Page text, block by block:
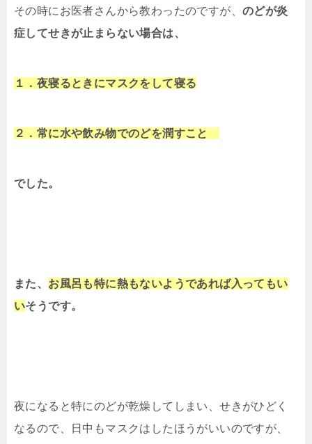
その時にお医者さんから教わったのですが、 のどが炎
症してせきが止まらない場合は、
１．夜寝るときにマスクをして寝る
２．常に水や飲み物でのどを潤すこと
でした。
また、 お風呂も特に熱もないようであれば入ってもい
いそうです。
夜になると特にのどが乾燥してしまい、せきがひどく
なるので、日中もマスクはしたほうがいいのですが、